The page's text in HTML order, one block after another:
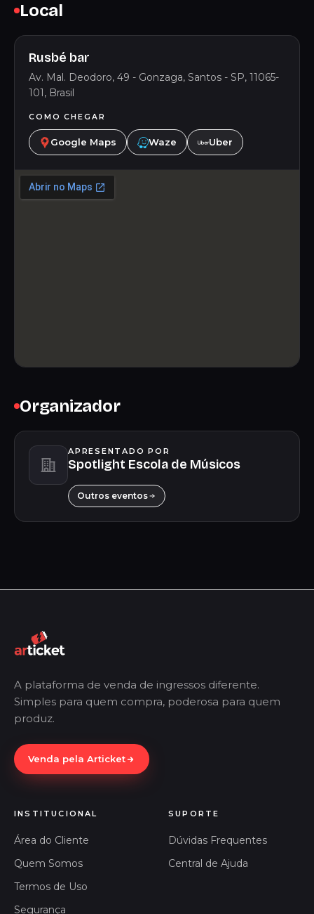
Local
Rusbé bar
Av. Mal. Deodoro, 49 - Gonzaga, Santos - SP, 11065-
101, Brasil
COMO CHEGAR
Google Maps Waze Uber
Organizador
APRESENTADO POR
Spotlight Escola de Músicos
Outros eventos
A plataforma de venda de ingressos diferente.
Simples para quem compra, poderosa para quem
produz.
Venda pela Articket
INSTITUCIONAL
Área do Cliente
Quem Somos
Termos de Uso
Segurança
SUPORTE
Dúvidas Frequentes
Central de Ajuda